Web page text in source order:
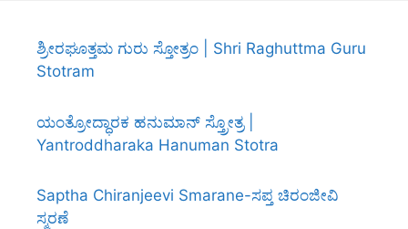
ಶ್ರೀರಘೂತ್ತಮ ಗುರು ಸ್ತೋತ್ರಂ | Shri Raghuttma Guru
Stotram
ಯಂತ್ರೋದ್ಧಾರಕ ಹನುಮಾನ್ ಸ್ತ್ರೋತ್ರ |
Yantroddharaka Hanuman Stotra
Saptha Chiranjeevi Smarane-ಸಪ್ತ ಚಿರಂಜೀವಿ
ಸ್ಮರಣೆ